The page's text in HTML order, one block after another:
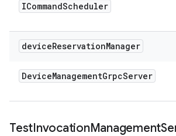
ICommandScheduler
deviceReservationManager
DeviceManagementGrpcServer
TestInvocationManagement